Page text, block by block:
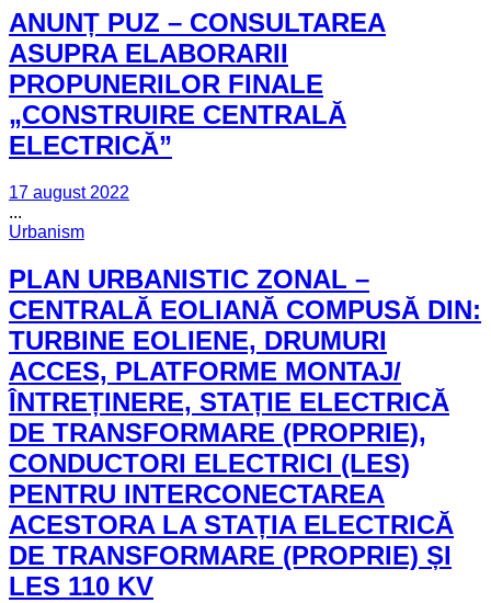
ANUNȚ PUZ – CONSULTAREA
ASUPRA ELABORARII
PROPUNERILOR FINALE
„CONSTRUIRE CENTRALĂ
ELECTRICĂ”
17 august 2022
...
Urbanism
PLAN URBANISTIC ZONAL –
CENTRALĂ EOLIANĂ COMPUSĂ DIN:
TURBINE EOLIENE, DRUMURI
ACCES, PLATFORME MONTAJ/
ÎNTREȚINERE, STAȚIE ELECTRICĂ
DE TRANSFORMARE (PROPRIE),
CONDUCTORI ELECTRICI (LES)
PENTRU INTERCONECTAREA
ACESTORA LA STAȚIA ELECTRICĂ
DE TRANSFORMARE (PROPRIE) ȘI
LES 110 KV